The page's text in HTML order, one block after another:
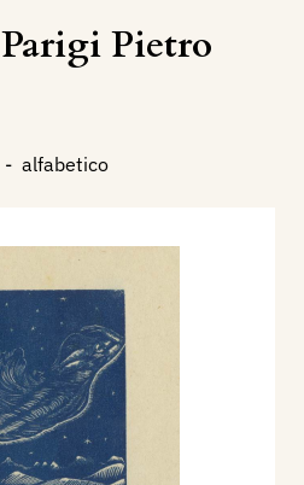
Parigi Pietro
- alfabetico